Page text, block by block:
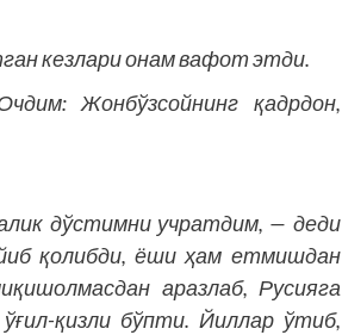
кезлари онам вафот этди.
Жонбўзсойнинг қадрдон,
дўстимни учратдим, — деди
қолибди, ёши ҳам етмишдан
аразлаб, Русияга
қизли бўпти. Йиллар ўтиб,